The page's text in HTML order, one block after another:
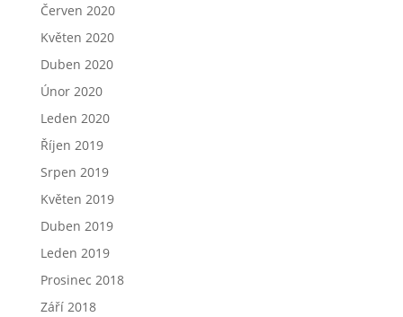
Červen 2020
Květen 2020
Duben 2020
Únor 2020
Leden 2020
Říjen 2019
Srpen 2019
Květen 2019
Duben 2019
Leden 2019
Prosinec 2018
Září 2018